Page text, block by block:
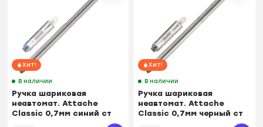
Хит!
В наличии
Ручка шариковая
неавтомат. Attache
Classic 0,7мм синий ст
Хит!
В наличии
Ручка шариковая
неавтомат. Attache
Classic 0,7мм черный ст